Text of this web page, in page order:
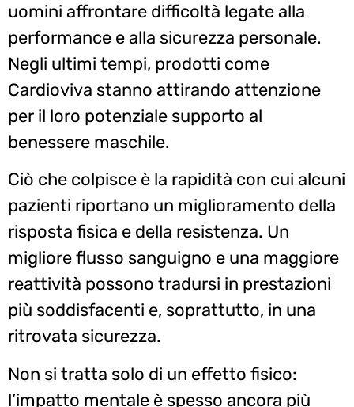
uomini affrontare difficoltà legate alla
performance e alla sicurezza personale.
Negli ultimi tempi, prodotti come
Cardioviva stanno attirando attenzione
per il loro potenziale supporto al
benessere maschile.
Ciò che colpisce è la rapidità con cui alcuni
pazienti riportano un miglioramento della
risposta fisica e della resistenza. Un
migliore flusso sanguigno e una maggiore
reattività possono tradursi in prestazioni
più soddisfacenti e, soprattutto, in una
ritrovata sicurezza.
Non si tratta solo di un effetto fisico:
l’impatto mentale è spesso ancora più